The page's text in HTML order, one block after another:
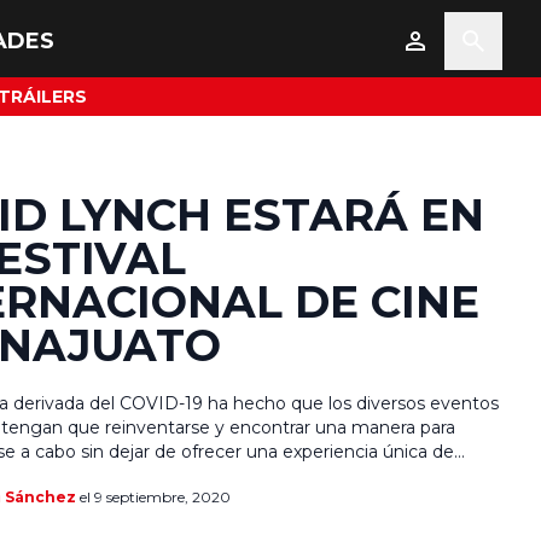
TRÁILERS
LYNCH ESTARÁ EN
DE CINE
derivada del COVID-19 ha hecho que los diversos eventos
que reinventarse y encontrar una manera para
a cabo sin dejar de ofrecer una experiencia única de
han mudado su modalidad presencial a una virtual
Sánchez el 9 septiembre, 2020